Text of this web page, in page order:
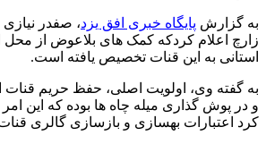
به گزارش پایگاه خبری افق یزد، صفدر
زارچ اعلام کردکه کمک های بلاعوض از محل
استانی به این قنات تخصیص یافته است.
به گفته وی، اولویت اصلی، حفظ حریم
و در پوش گذاری میله چاه ها بوده که این
کرد اعتبارات بهسازی و بازسازی گالری